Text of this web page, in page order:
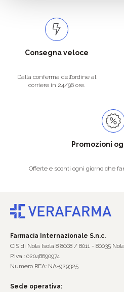
Consegna veloce
Dalla conferma dell’ordine al
corriere in 24/96 ore.
Promozioni
Offerte e sconti ogni giorno che
Farmacia Internazionale S.n.c.
CIS di Nola Isola 8 8008 / 8011 - 80035
P.Iva : 02048690974
Numero REA: NA-929325
Sede operativa: